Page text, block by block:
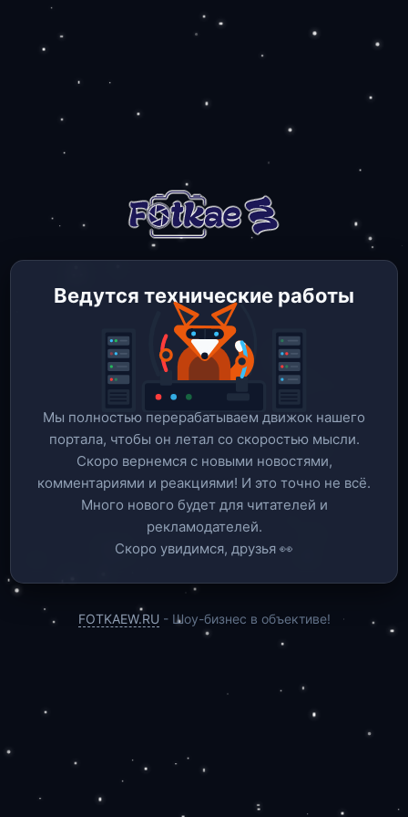
Ведутся технические работы
Мы полностью перерабатываем движок нашего
портала, чтобы он летал со скоростью мысли.
Скоро вернемся c новыми новостями,
комментариями и реакциями! И это точно не всё.
Много нового будет для читателей и
рекламодателей.
Скоро увидимся, друзья 👀
FOTKAEW.RU - Шоу-бизнес в объективе!